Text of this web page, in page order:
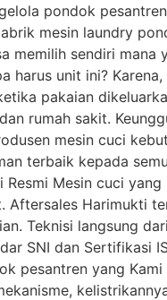
pondok
mesin laundry
sendiri mana
unit ini?
pakaian
rumah sakit.
mesin cuci
terbaik kepada
Mesin cuci
Harimukti
Teknisi langsung
SNI dan Sertifikasi
pesantren yang